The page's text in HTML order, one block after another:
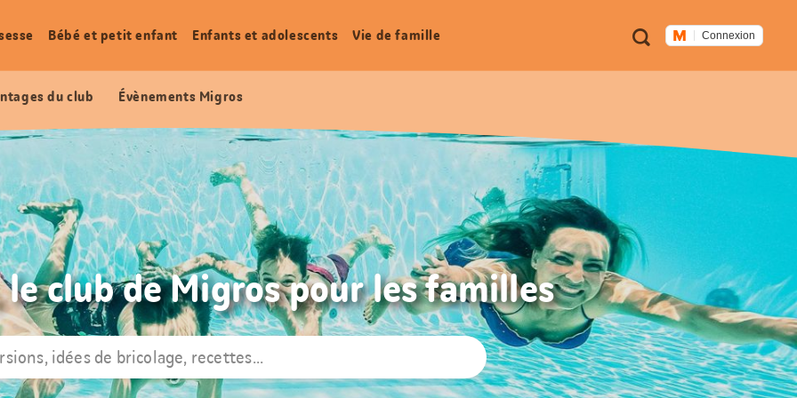
Métanavigation
RechercheConnexion
Bébé et petit enfant Enfants et adolescents Vie de famille
du club Évènements Migros
le club de Migros pour les familles
idées de bricolage, recettes...